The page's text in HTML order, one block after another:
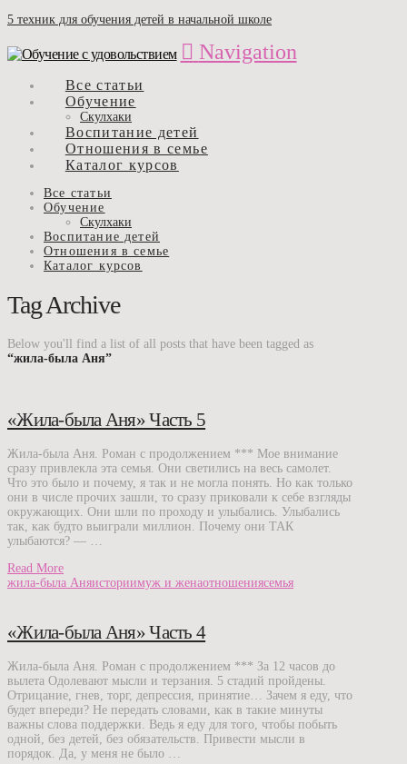
5 техник для обучения детей в начальной школе
Navigation
Все статьи
Обучение
Скулхаки
Воспитание детей
Отношения в семье
Каталог курсов
Все статьи
Обучение
Скулхаки
Воспитание детей
Отношения в семье
Каталог курсов
Tag Archive
Below you'll find a list of all posts that have been tagged as
“жила-была Аня”
«Жила-была Аня» Часть 5
Жила-была Аня. Роман с продолжением *** Мое внимание
сразу привлекла эта семья. Они светились на весь самолет.
Что это было и почему, я так и не могла понять. Но как только
они в числе прочих зашли, то сразу приковали к себе взгляды
окружающих. Они шли по проходу и улыбались. Улыбались
так, как будто выиграли миллион. Почему они ТАК
улыбаются? — …
Read More
жила-была Аняисториимуж и женаотношениясемья
«Жила-была Аня» Часть 4
Жила-была Аня. Роман с продолжением *** За 12 часов до
вылета Одолевают мысли и терзания. 5 стадий пройдены.
Отрицание, гнев, торг, депрессия, принятие… Зачем я еду, что
будет впереди? Не передать словами, как в такие минуты
важны слова поддержки. Ведь я еду для того, чтобы побыть
одной, без детей, без обязательств. Привести мысли в
порядок. Да, у меня не было …